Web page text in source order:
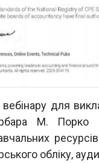
для
М. Порко
обліку,